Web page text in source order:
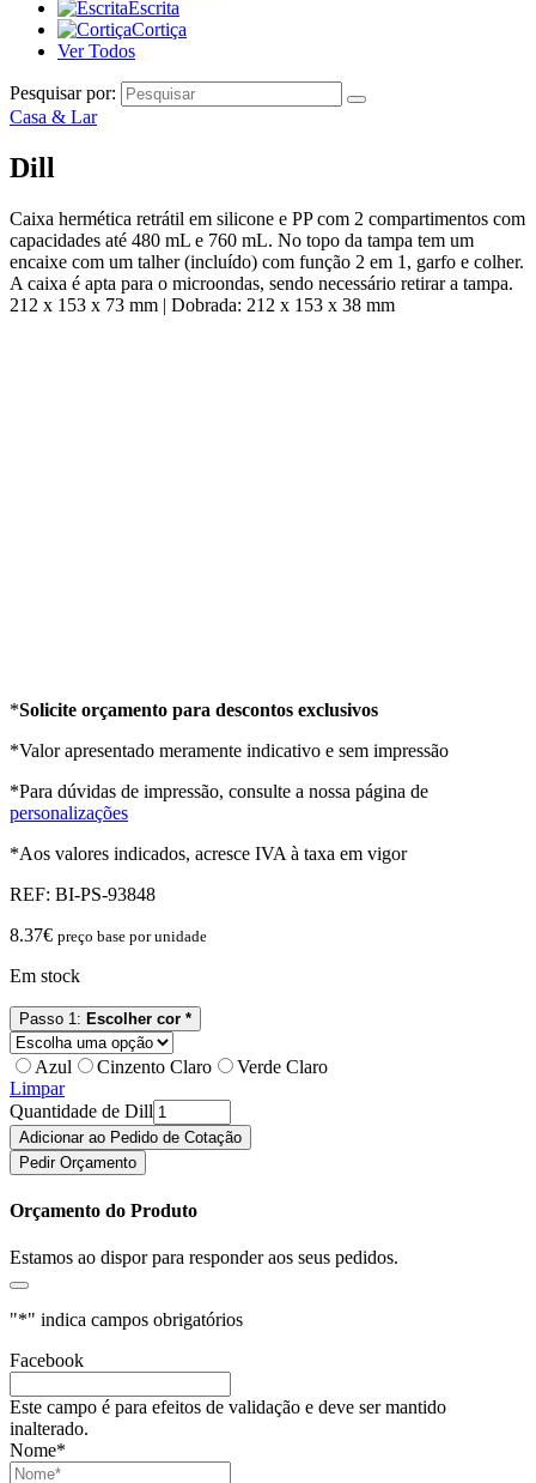
Escrita
Cortiça
Ver Todos
Pesquisar por:
Casa & Lar
Dill
Caixa hermética retrátil em silicone e PP com 2 compartimentos com
capacidades até 480 mL e 760 mL. No topo da tampa tem um
encaixe com um talher (incluído) com função 2 em 1, garfo e colher.
A caixa é apta para o microondas, sendo necessário retirar a tampa.
212 x 153 x 73 mm | Dobrada: 212 x 153 x 38 mm
*Solicite orçamento para descontos exclusivos
*Valor apresentado meramente indicativo e sem impressão
*Para dúvidas de impressão, consulte a nossa página de
personalizações
*Aos valores indicados, acresce IVA à taxa em vigor
REF: BI-PS-93848
8.37€ preço base por unidade
Em stock
Passo 1: Escolher cor *
Azul Cinzento Claro
Verde Claro
Limpar
Quantidade de Dill
Adicionar ao Pedido de Cotação
Pedir Orçamento
Orçamento do Produto
Estamos ao dispor para responder aos seus pedidos.
"*" indica campos obrigatórios
Facebook
Este campo é para efeitos de validação e deve ser mantido
inalterado.
Nome*